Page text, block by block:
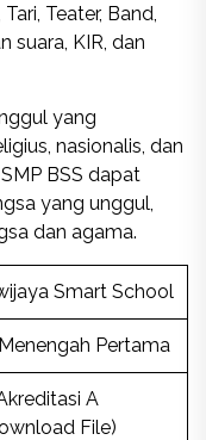
Teater, Band,
suara, KIR, dan
yang
nasionalis, dan
BSS dapat
yang unggul,
dan agama.
Smart School
Pertama
A
File)